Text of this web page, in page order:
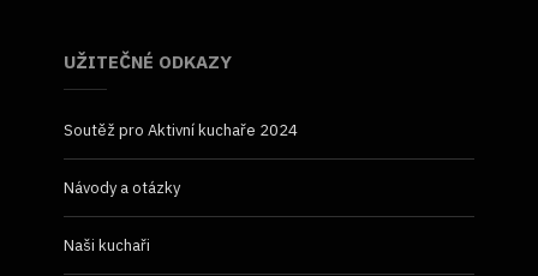
UŽITEČNÉ ODKAZY
Soutěž pro Aktivní kuchaře 2024
Návody a otázky
Naši kuchaři